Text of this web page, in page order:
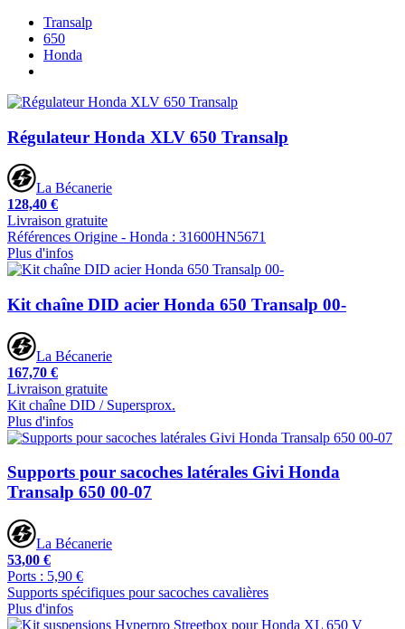
Transalp
650
Honda
Régulateur Honda XLV 650 Transalp
La Bécanerie
128,40 €
Livraison gratuite
Références Origine - Honda : 31600HN5671
Plus d'infos
Kit chaîne DID acier Honda 650 Transalp 00-
La Bécanerie
167,70 €
Livraison gratuite
Kit chaîne DID / Supersprox.
Plus d'infos
Supports pour sacoches latérales Givi Honda
Transalp 650 00-07
La Bécanerie
53,00 €
Ports : 5,90 €
Supports spécifiques pour sacoches cavalières
Plus d'infos